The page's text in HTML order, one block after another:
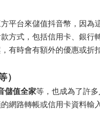
平台來儲值抖音幣，因為
方式，包括信用卡、銀行
有時會有額外的優惠或折
）
儲值全家等，也成為了許
網路轉帳或信用卡資料輸